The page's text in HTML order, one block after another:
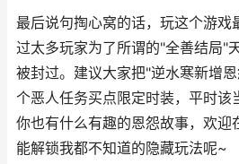
最后说句掏心窝的话，玩这个游戏
过太多玩家为了所谓的"全善结局"
被封过。建议大家把"逆水寒新增
个恶人任务买点限定时装，平时该
你也有什么有趣的恩怨故事，欢迎
能解锁我都不知道的隐藏玩法呢~